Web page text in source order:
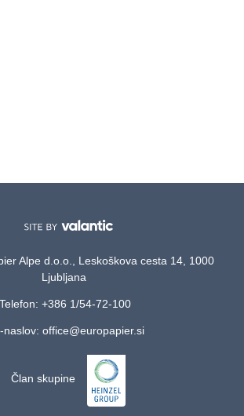
Alpe d.o.o., Leskoškova cesta 14, 1000
Ljubljana
Telefon: +386 1/54-72-100
naslov: office@europapier.si
Član skupine